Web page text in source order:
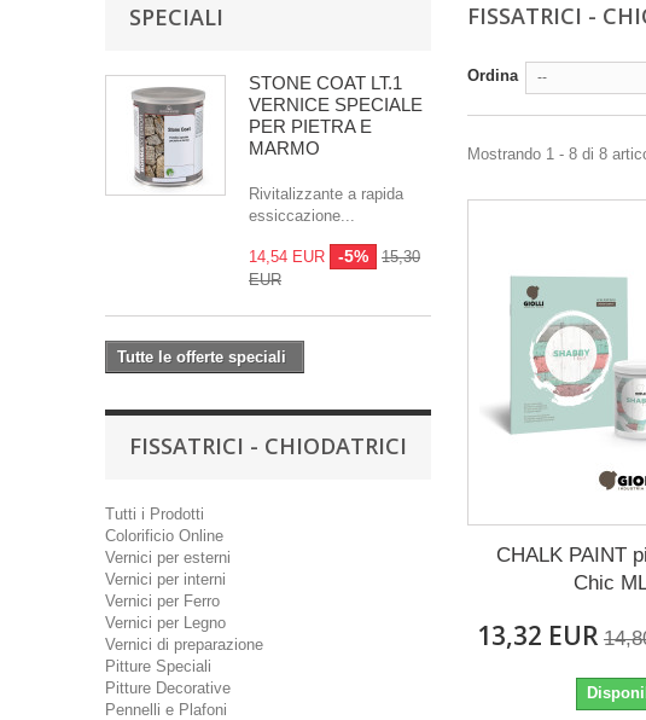
SPECIALI
STONE COAT LT.1
VERNICE SPECIALE
PER PIETRA E
MARMO
Rivitalizzante a rapida
essiccazione...
14,54 EUR -5%
15,30
EUR
Tutte le offerte speciali
FISSATRICI - CHIODATRICI
Tutti i Prodotti
Colorificio Online
Vernici per esterni
Vernici per interni
Vernici per Ferro
Vernici per Legno
Vernici di preparazione
Pitture Speciali
Pitture Decorative
Pennelli e Plafoni
FISSATRICI -
Ordina --
Mostrando 1 - 8 di 8
CHALK PAINT
Chic
13,32 EUR